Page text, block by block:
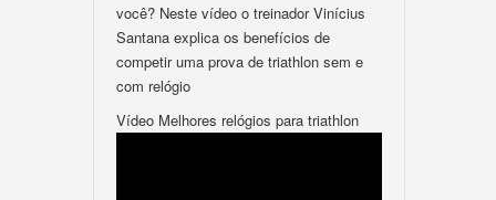
você? Neste vídeo o treinador Vinícius
Santana explica os benefícios de
competir uma prova de triathlon sem e
com relógio
Vídeo Melhores relógios para triathlon